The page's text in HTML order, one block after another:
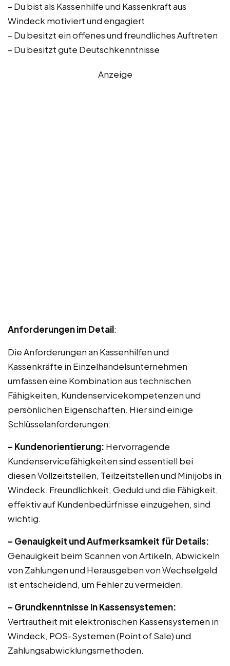
– Du bist als Kassenhilfe und Kassenkraft aus
Windeck motiviert und engagiert
– Du besitzt ein offenes und freundliches Auftreten
– Du besitzt gute Deutschkenntnisse
Anzeige
Anforderungen im Detail:
Die Anforderungen an Kassenhilfen und
Kassenkräfte in Einzelhandelsunternehmen
umfassen eine Kombination aus technischen
Fähigkeiten, Kundenservicekompetenzen und
persönlichen Eigenschaften. Hier sind einige
Schlüsselanforderungen:
– Kundenorientierung: Hervorragende
Kundenservicefähigkeiten sind essentiell bei
diesen Vollzeitstellen, Teilzeitstellen und Minijobs in
Windeck. Freundlichkeit, Geduld und die Fähigkeit,
effektiv auf Kundenbedürfnisse einzugehen, sind
wichtig.
– Genauigkeit und Aufmerksamkeit für Details:
Genauigkeit beim Scannen von Artikeln, Abwickeln
von Zahlungen und Herausgeben von Wechselgeld
ist entscheidend, um Fehler zu vermeiden.
– Grundkenntnisse in Kassensystemen:
Vertrautheit mit elektronischen Kassensystemen in
Windeck, POS-Systemen (Point of Sale) und
Zahlungsabwicklungsmethoden.